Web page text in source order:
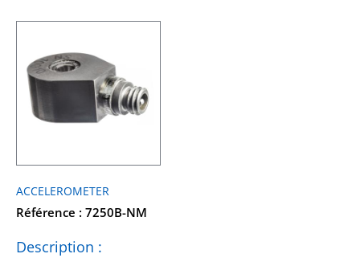
ACCELEROMETER
Référence : 7250B-NM
Description :